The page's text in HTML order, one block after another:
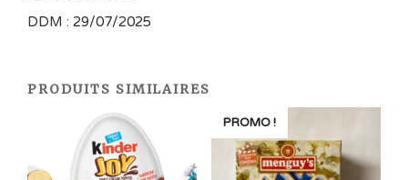
DDM : 29/07/2025
PRODUITS SIMILAIRES
PROMO !